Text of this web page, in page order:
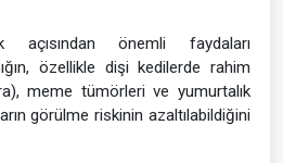
açısından önemli faydaları
özellikle dişi kedilerde rahim
meme tümörleri ve yumurtalık
görülme riskinin azaltılabildiğini